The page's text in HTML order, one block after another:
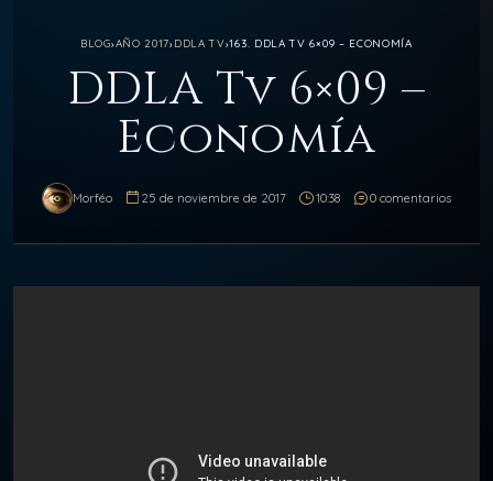
BLOG›AÑO 2017› DDLA TV›163. DDLA TV 6×09 – ECONOMÍA
DDLA Tv 6×09 –
Economía
Morféo 25 de noviembre de 2017 10:38 0 comentarios